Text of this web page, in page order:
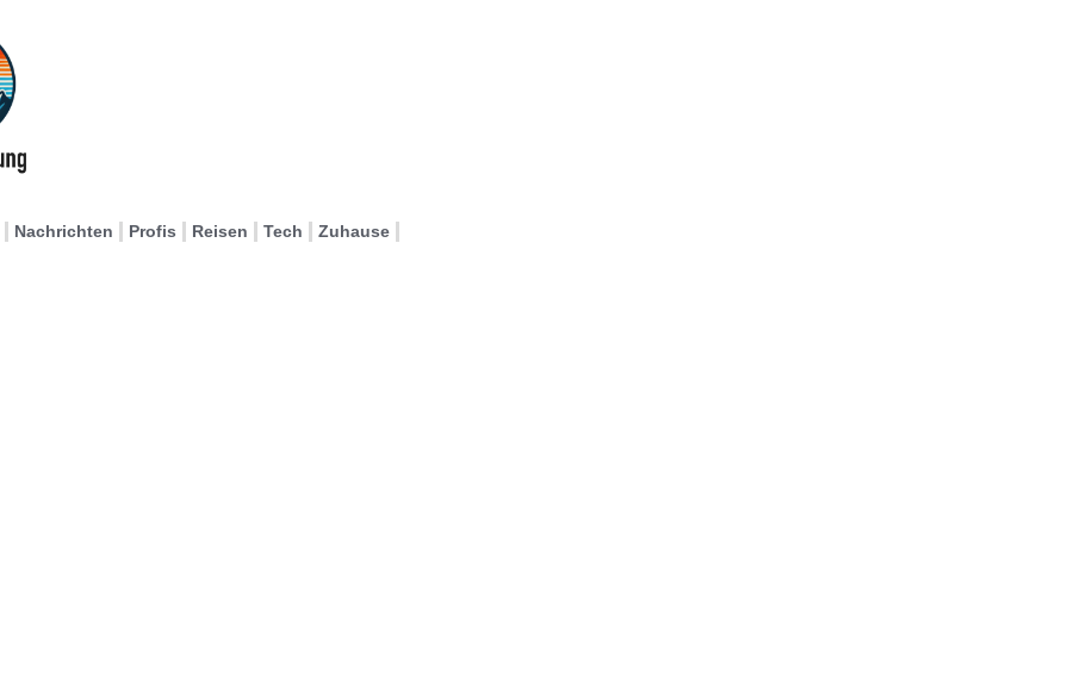
Nachrichten Profis Reisen Tech Zuhause